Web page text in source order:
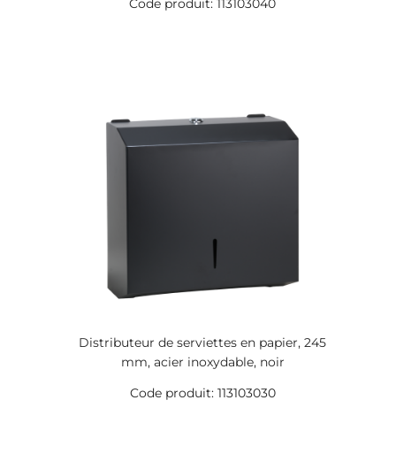
Code produit: 113103040
Distributeur de serviettes en papier, 245
mm, acier inoxydable, noir
Code produit: 113103030